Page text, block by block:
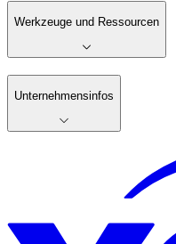
Werkzeuge und Ressourcen
Unternehmensinfos